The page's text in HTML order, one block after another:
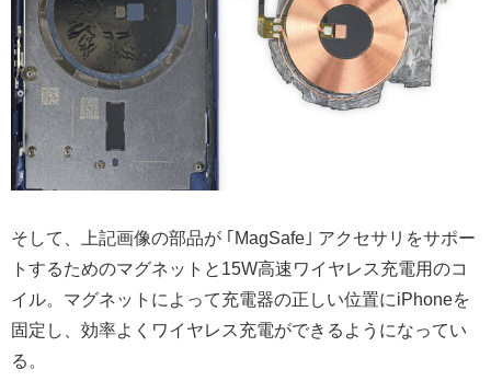
そして、上記画像の部品が ｢MagSafe｣ アクセサリをサポー
トするためのマグネットと15W高速ワイヤレス充電用のコ
イル。マグネットによって充電器の正しい位置にiPhoneを
固定し、効率よくワイヤレス充電ができるようになってい
る。